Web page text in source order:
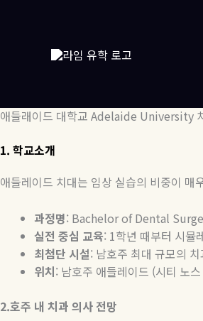
뛰
애들래이드 대학교 Adelaide University
1. 학교소개
애들레이드 치대는 임상 실습의 비중이 매
과정명: Bachelor of Dental
실전 중심 교육: 1학년 때부터 시뮬
최첨단 시설: 남호주 최대 규모의
위치: 남호주 애들레이드 (시티 노
2.호주 내 치과 의사 전망